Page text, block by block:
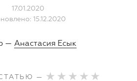
17.01.2020
15.12.2020
— Анастасия Есык
—